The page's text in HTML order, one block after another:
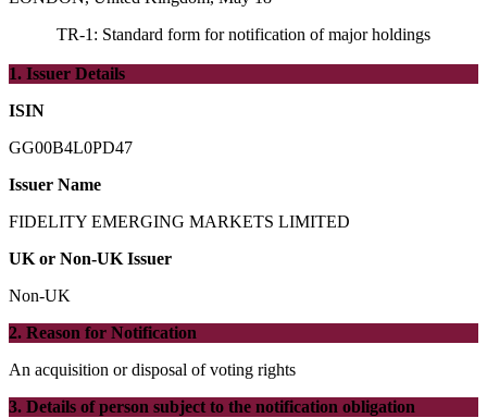
TR-1: Standard form for notification of major holdings
1. Issuer Details
ISIN
GG00B4L0PD47
Issuer Name
FIDELITY EMERGING MARKETS LIMITED
UK or Non-UK Issuer
Non-UK
2. Reason for Notification
An acquisition or disposal of voting rights
3. Details of person subject to the notification obligation